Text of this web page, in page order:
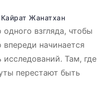
Кайрат Жанатхан
взгляда, чтобы
впереди начинается
Там, где
перестают быть